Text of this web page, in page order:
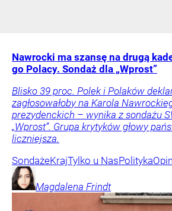
Nawrocki ma szansę na drugą
go Polacy. Sondaż dla „Wprost”
Blisko 39 proc. Polek i Polaków
zagłosowałoby na Karola
prezydenckich – wynika z sondażu
„Wprost”. Grupa krytyków głowy
liczniejsza.
SondażeKrajTylko u NasPolityka
Magdalena Frindt